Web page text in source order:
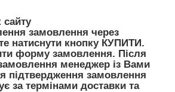
замовлення через
натиснути кнопку КУПИТИ.
форму замовлення. Після
менеджер із Вами
підтвердження замовлення
за термінами доставки та